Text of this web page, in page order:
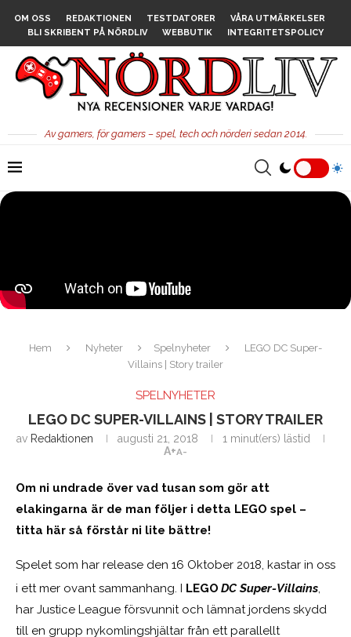
OM OSS REDAKTIONEN TESTDATORER
VÅRA UTMÄRKELSER
BLI SKRIBENT PÅ NÖRDLIV
WEBBUTIK INTEGRITETSPOLICY
Av gamers, för gamers – spel, tech och nörderi sedan 2014.
Hem Nyheter Spelnyheter
LEGO DC Super-
Villains | Story trailer
SPELNYHETER
LEGO DC SUPER-VILLAINS | STORY TRAILER
av Redaktionen augusti 21, 2018
1 minut(ers) lästid
A+A-
Om ni undrade över vad tusan som gör att
elakingarna är de man följer i detta LEGO spel –
titta här så förstår ni lite bättre!
Spelet som har release den 16 Oktober 2018, kastar in oss
i ett mer ovant sammanhang. I LEGO DC Super-Villains,
har Justice League försvunnit och lämnat jordens skydd
till en grupp nykomlingshjältar från ett parallellt